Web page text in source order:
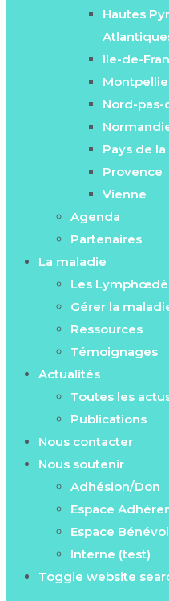
Hautes
Ile-de-
Nord-pas-
Pays de la
Provence
Vienne
Agenda
Partenaires
La maladie
Les
Gérer la
Ressources
Témoignages
Actualités
Toutes les
Publications
Nous contacter
Nous soutenir
Adhésion/Don
Espace
Espace
Interne (test)
Toggle website